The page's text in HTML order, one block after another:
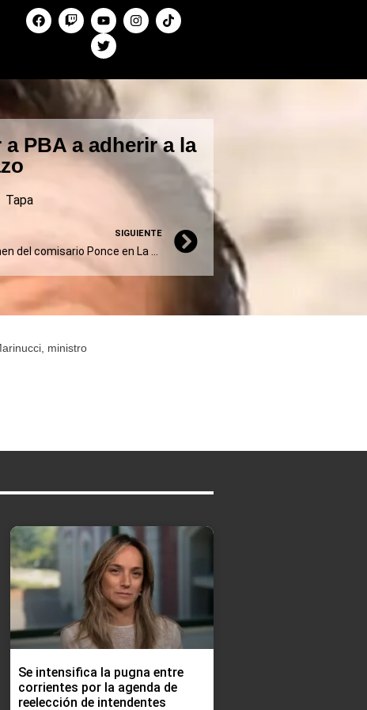
PBA a adherir a la
Tapa
SIGUIENTE
ministro
Se intensifica la pugna entre
corrientes por la agenda de
reelección de intendentes